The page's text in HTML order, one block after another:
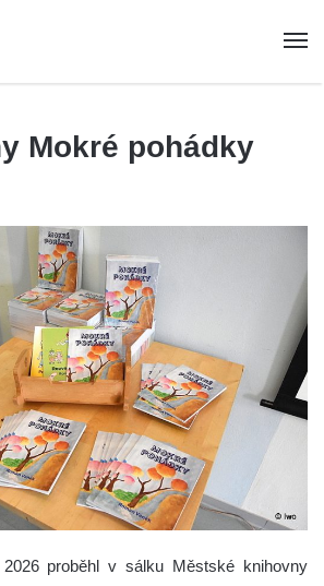
Mokré pohádky
proběhl v sálku Městské knihovny